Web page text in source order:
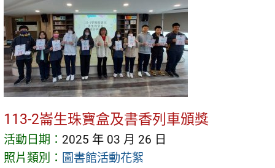
113-2崙生珠寶盒及書香列車頒獎
活動日期： 2025 年 03 月 26 日
照片類別： 圖書館活動花絮